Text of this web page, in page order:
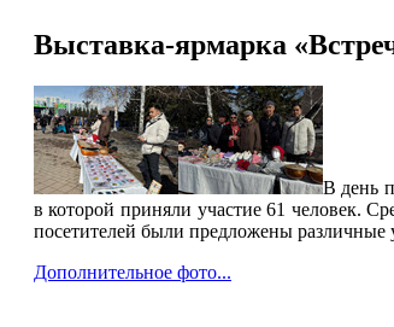
Выставка-ярмарка
В день
в которой приняли участие 61 человек.
посетителей были предложены
Дополнительное фото...